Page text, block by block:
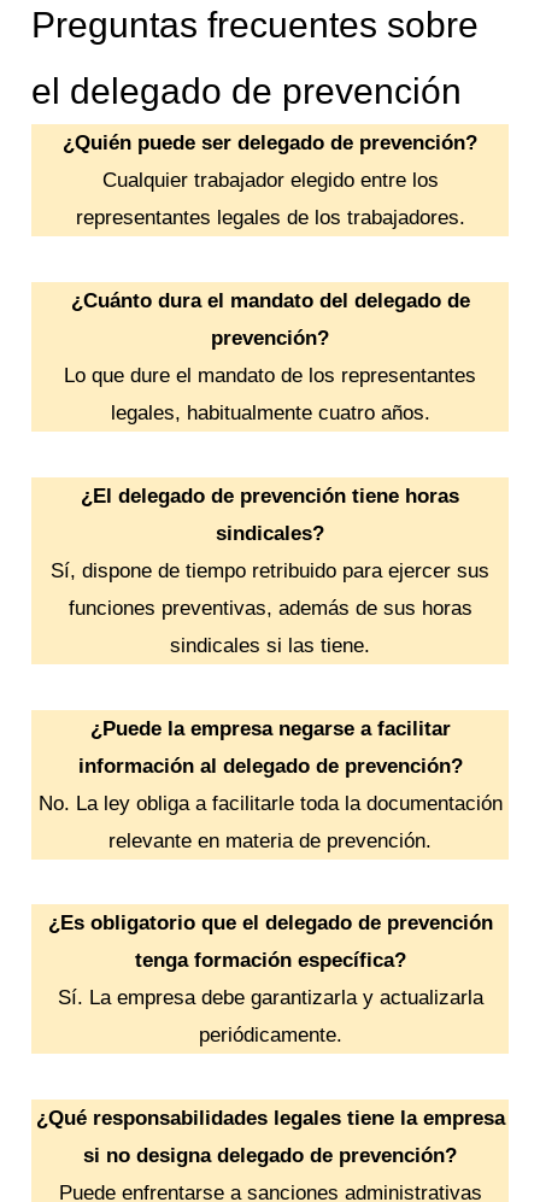
Preguntas frecuentes sobre
el delegado de prevención
¿Quién puede ser delegado de prevención?
Cualquier trabajador elegido entre los
representantes legales de los trabajadores.
¿Cuánto dura el mandato del delegado de
prevención?
Lo que dure el mandato de los representantes
legales, habitualmente cuatro años.
¿El delegado de prevención tiene horas
sindicales?
Sí, dispone de tiempo retribuido para ejercer sus
funciones preventivas, además de sus horas
sindicales si las tiene.
¿Puede la empresa negarse a facilitar
información al delegado de prevención?
No. La ley obliga a facilitarle toda la documentación
relevante en materia de prevención.
¿Es obligatorio que el delegado de prevención
tenga formación específica?
Sí. La empresa debe garantizarla y actualizarla
periódicamente.
¿Qué responsabilidades legales tiene la empresa
si no designa delegado de prevención?
Puede enfrentarse a sanciones administrativas